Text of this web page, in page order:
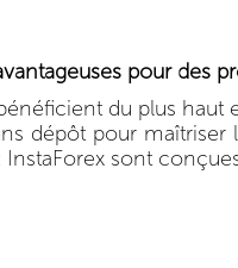
pour des
du plus haut
dépôt pour
sont